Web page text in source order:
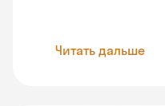
Читать дальше